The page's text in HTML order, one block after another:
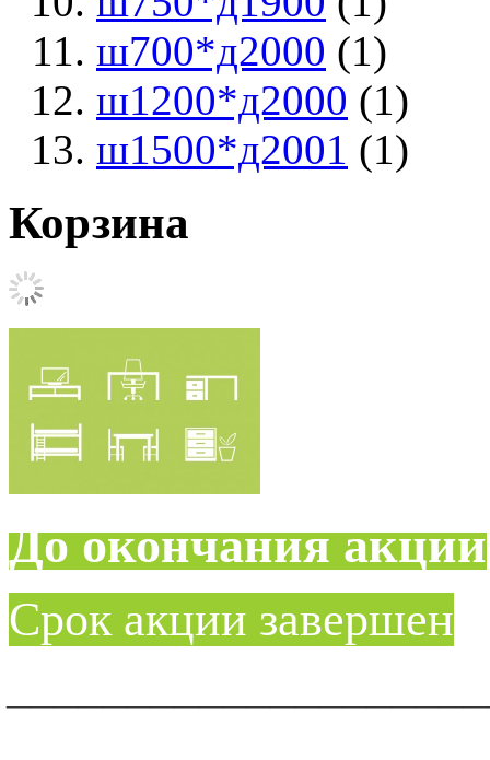
ш700*д2000 (1)
ш1200*д2000 (1)
ш1500*д2001 (1)
Корзина
До окончания акции
Срок акции завершен